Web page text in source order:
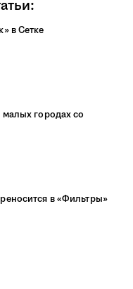
в Сетке
городах со
в «Фильтры»